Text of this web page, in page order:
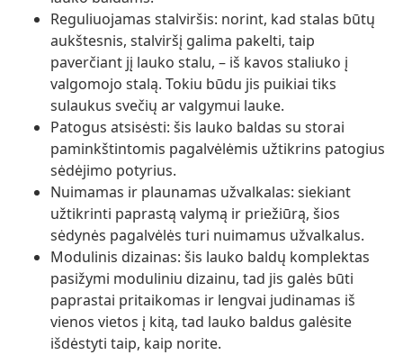
Reguliuojamas stalviršis: norint, kad stalas būtų
aukštesnis, stalviršį galima pakelti, taip
paverčiant jį lauko stalu, – iš kavos staliuko į
valgomojo stalą. Tokiu būdu jis puikiai tiks
sulaukus svečių ar valgymui lauke.
Patogus atsisėsti: šis lauko baldas su storai
paminkštintomis pagalvėlėmis užtikrins patogius
sėdėjimo potyrius.
Nuimamas ir plaunamas užvalkalas: siekiant
užtikrinti paprastą valymą ir priežiūrą, šios
sėdynės pagalvėlės turi nuimamus užvalkalus.
Modulinis dizainas: šis lauko baldų komplektas
pasižymi moduliniu dizainu, tad jis galės būti
paprastai pritaikomas ir lengvai judinamas iš
vienos vietos į kitą, tad lauko baldus galėsite
išdėstyti taip, kaip norite.